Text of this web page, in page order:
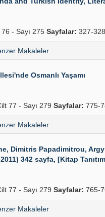
- Sayı 275 Sayfalar: 327-328
Makaleler
Osmanlı Yaşamı
77 - Sayı 279 Sayfalar: 775-
Makaleler
Dimitris Papadimitrou,
342 sayfa, [Kitap
77 - Sayı 279 Sayfalar: 765-
Makaleler